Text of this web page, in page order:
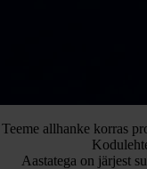
Teeme allhanke korras
Aastatega on järjest